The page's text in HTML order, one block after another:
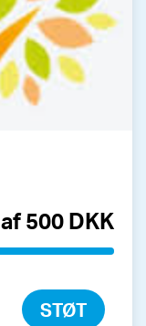
af 500 DKK
STØT